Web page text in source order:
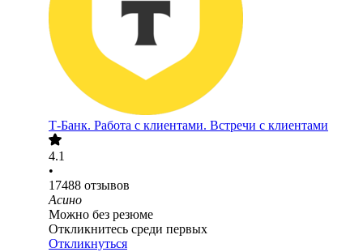
Т-Банк. Работа с клиентами. Встречи с клиентами
4.1
•
17488 отзывов
Асино
Можно без резюме
Откликнитесь среди первых
Откликнуться